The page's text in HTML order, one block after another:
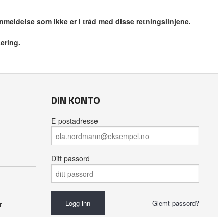
som ikke er i tråd med disse retningslinjene.
DIN KONTO
E-postadresse
Ditt passord
Glemt passord?